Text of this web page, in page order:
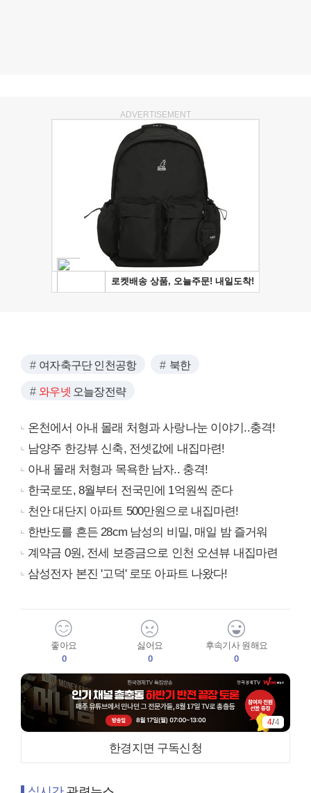
ADVERTISEMENT
여자축구단 인천공항 북한
와우넷 오늘장전략
온천에서 아내 몰래 처형과 사랑나눈 이야기..충격!
남양주 한강뷰 신축, 전셋값에 내집마련!
아내 몰래 처형과 목욕한 남자.. 충격!
한국로또, 8월부터 전국민에 1억원씩 준다
천안 대단지 아파트 500만원으로 내집마련!
한반도를 흔든 28cm 남성의 비밀, 매일 밤 즐거워
계약금 0원, 전세 보증금으로 인천 오션뷰 내집마련
삼성전자 본진 '고덕' 로또 아파트 나왔다!
좋아요
0
싫어요
0
후속기사 원해요
0
4/4
한경지면 구독신청